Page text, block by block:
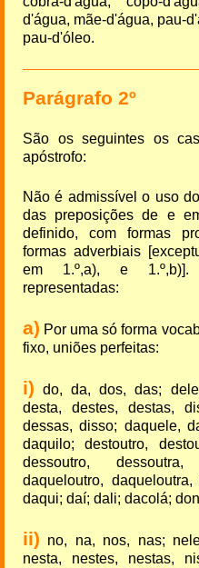
d'água, mãe-d'água, pau-
pau-d'óleo.
Parágrafo 2º
São os seguintes os
apóstrofo:
Não é admissível o uso
das preposições de e
definido, com formas
formas adverbiais
em 1.º,a), e 1.º,b)].
representadas:
a) Por uma só forma
fixo, uniões perfeitas:
i) do, da, dos, das;
desta, destes, destas,
dessas, disso; daquele,
daquilo; destoutro,
dessoutro, dessoutra,
daqueloutro,
daqui; daí; dali; dacolá;
ii) no, na, nos, nas;
nesta, nestes, nestas,